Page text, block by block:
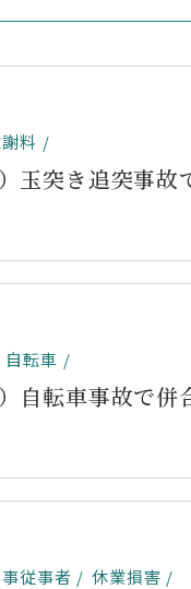
料
玉突き追突事故
自転車
自転車事故で併
従事者 休業損害